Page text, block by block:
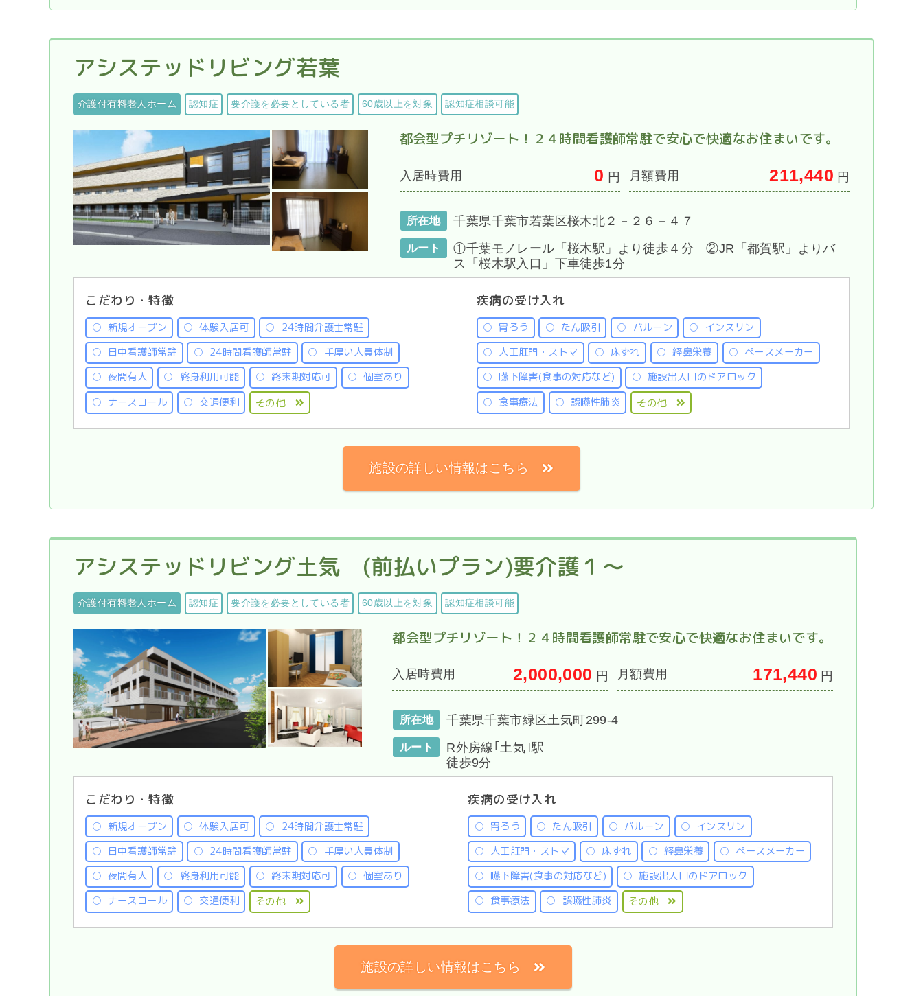
アシステッドリビング若葉
介護付有料老人ホーム 認知症 要介護を必要としている者 60歳以上を対象 認知症相談可能
都会型プチリゾート！２４時間看護師常駐で安心で快適なお住まいです。
入居時費用 0 円 月額費用 211,440 円
所在地 千葉県千葉市若葉区桜木北２－２６－４７
ルート
①千葉モノレール「桜木駅」より徒歩４分 ②JR「都賀駅」よりバ
ス「桜木駅入口」下車徒歩1分
こだわり・特徴
新規オープン 体験入居可
24時間介護士常駐
日中看護師常駐
24時間看護師常駐
手厚い人員体制
夜間有人
終身利用可能 終末期対応可
個室あり
ナースコール
交通便利 その他
疾病の受け入れ
胃ろう たん吸引 バルーン
インスリン
人工肛門・ストマ
床ずれ 経鼻栄養
ペースメーカー
嚥下障害(食事の対応など)
施設出入口のドアロック
食事療法
誤嚥性肺炎 その他
施設の詳しい情報はこちら
アシステッドリビング土気 (前払いプラン)要介護１～
介護付有料老人ホーム 認知症 要介護を必要としている者 60歳以上を対象 認知症相談可能
都会型プチリゾート！２４時間看護師常駐で安心で快適なお住まいです。
入居時費用 2,000,000 円 月額費用 171,440 円
所在地 千葉県千葉市緑区土気町299-4
ルート
R外房線｢土気｣駅
徒歩9分
こだわり・特徴
新規オープン 体験入居可
24時間介護士常駐
日中看護師常駐
24時間看護師常駐
手厚い人員体制
夜間有人
終身利用可能 終末期対応可
個室あり
ナースコール
交通便利 その他
疾病の受け入れ
胃ろう たん吸引 バルーン
インスリン
人工肛門・ストマ
床ずれ 経鼻栄養
ペースメーカー
嚥下障害(食事の対応など)
施設出入口のドアロック
食事療法
誤嚥性肺炎 その他
施設の詳しい情報はこちら